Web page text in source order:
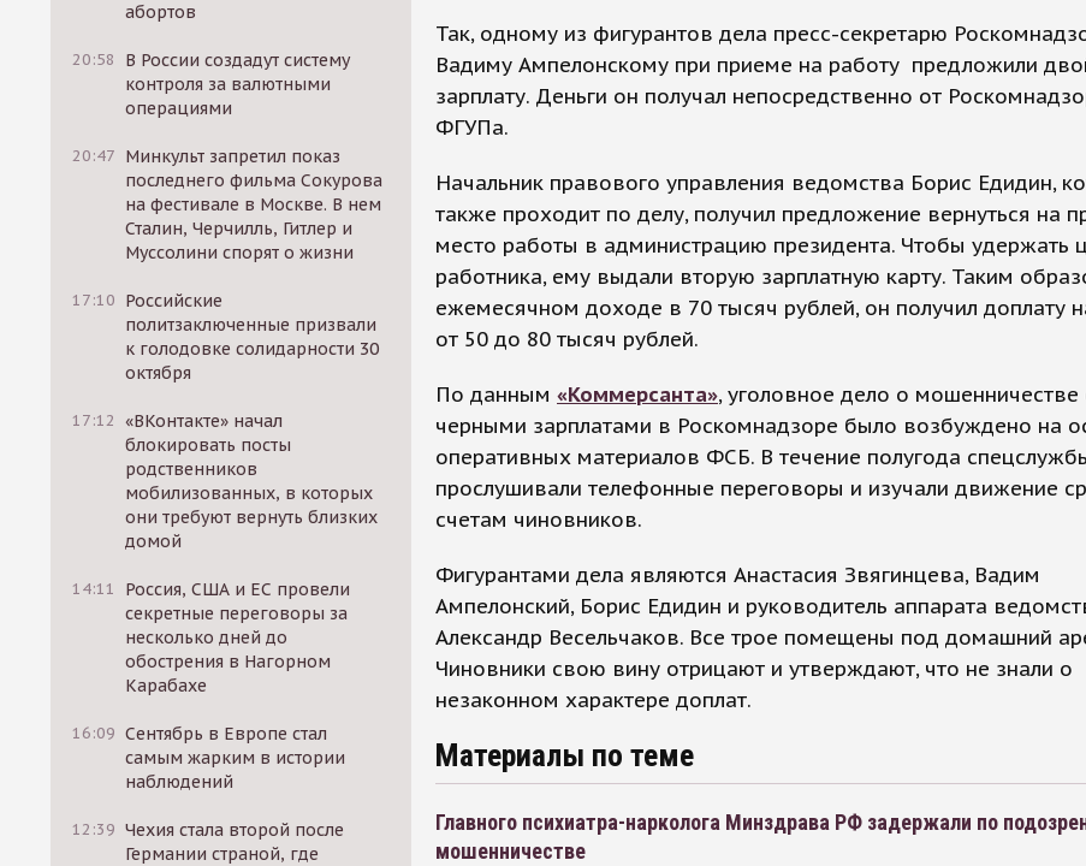
абортов
20:58
В России создадут систему
контроля за валютными
операциями
20:47 Минкульт запретил показ
последнего фильма Сокурова
на фестивале в Москве. В нем
Сталин, Черчилль, Гитлер и
Муссолини спорят о жизни
17:10 Российские
политзаключенные призвали
к голодовке солидарности 30
октября
17:12 «ВКонтакте» начал
блокировать посты
родственников
мобилизованных, в которых
они требуют вернуть близких
домой
14:11
Россия, США и ЕС провели
секретные переговоры за
несколько дней до
обострения в Нагорном
Карабахе
16:09 Сентябрь в Европе стал
самым жарким в истории
наблюдений
12:39 Чехия стала второй после
Германии страной, где
Так, одному из фигурантов дела пресс-секретарю
Вадиму Ампелонскому при приеме на работу предложили
зарплату. Деньги он получал непосредственно от
ФГУПа.
Начальник правового управления ведомства Борис Едидин,
также проходит по делу, получил предложение вернуться на
место работы в администрацию президента. Чтобы удержать
работника, ему выдали вторую зарплатную карту. Таким
ежемесячном доходе в 70 тысяч рублей, он получил доплату
от 50 до 80 тысяч рублей.
По данным «Коммерсанта», уголовное дело о мошенничестве
черными зарплатами в Роскомнадзоре было возбуждено на
оперативных материалов ФСБ. В течение полугода
прослушивали телефонные переговоры и изучали движение
счетам чиновников.
Фигурантами дела являются Анастасия Звягинцева, Вадим
Ампелонский, Борис Едидин и руководитель аппарата
Александр Весельчаков. Все трое помещены под домашний
Чиновники свою вину отрицают и утверждают, что не знали о
незаконном характере доплат.
Материалы по теме
Главного психиатра-нарколога Минздрава РФ задержали по
мошенничестве